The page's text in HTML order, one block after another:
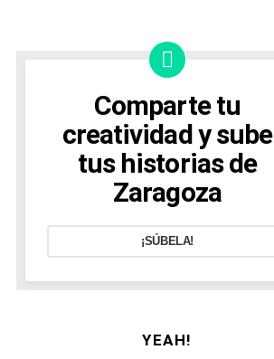
Comparte tu
creatividad y sube
tus historias de
Zaragoza
¡SÚBELA!
YEAH!